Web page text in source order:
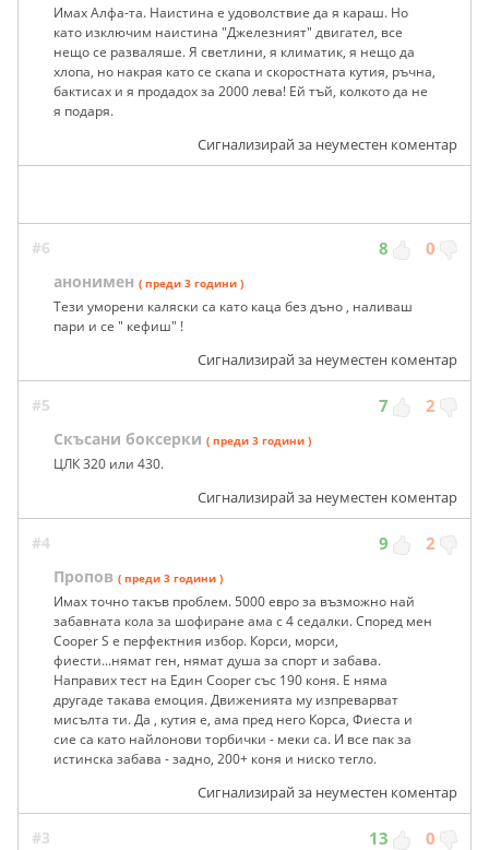
Имах Алфа-та. Наистина е удоволствие да я караш. Но
като изключим наистина "Джелезният" двигател, все
нещо се разваляше. Я светлини, я климатик, я нещо да
хлопа, но накрая като се скапа и скоростната кутия, ръчна,
бактисах и я продадох за 2000 лева! Ей тъй, колкото да не
я подаря.
Сигнализирай за неуместен коментар
#6 8 0
анонимен ( преди 3 години )
Тези уморени каляски са като каца без дъно , наливаш
пари и се " кефиш" !
Сигнализирай за неуместен коментар
#5 7 2
Скъсани боксерки ( преди 3 години )
ЦЛК 320 или 430.
Сигнализирай за неуместен коментар
#4 9 2
Пропов ( преди 3 години )
Имах точно такъв проблем. 5000 евро за възможно най
забавната кола за шофиране ама с 4 седалки. Според мен
Cooper S е перфектния избор. Корси, морси,
фиести...нямат ген, нямат душа за спорт и забава.
Направих тест на Един Cooper със 190 коня. Е няма
другаде такава емоция. Движенията му изпреварват
мисълта ти. Да , кутия е, ама пред него Корса, Фиеста и
сие са като найлонови торбички - меки са. И все пак за
истинска забава - задно, 200+ коня и ниско тегло.
Сигнализирай за неуместен коментар
#3 13 0